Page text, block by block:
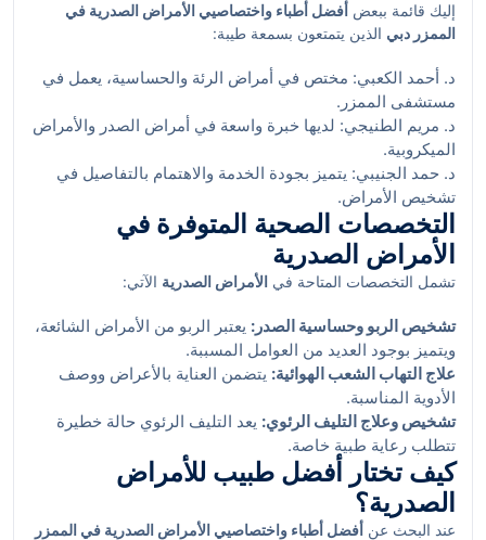
إليك قائمة ببعض أفضل أطباء واختصاصيي الأمراض الصدرية في
الممزر دبي الذين يتمتعون بسمعة طيبة:
د. أحمد الكعبي: مختص في أمراض الرئة والحساسية، يعمل في
مستشفى الممزر.
د. مريم الطنيجي: لديها خبرة واسعة في أمراض الصدر والأمراض
الميكروبية.
د. حمد الجنيبي: يتميز بجودة الخدمة والاهتمام بالتفاصيل في
تشخيص الأمراض.
التخصصات الصحية المتوفرة في
الأمراض الصدرية
تشمل التخصصات المتاحة في الأمراض الصدرية الآتي:
تشخيص الربو وحساسية الصدر: يعتبر الربو من الأمراض الشائعة،
ويتميز بوجود العديد من العوامل المسببة.
علاج التهاب الشعب الهوائية: يتضمن العناية بالأعراض ووصف
الأدوية المناسبة.
تشخيص وعلاج التليف الرئوي: يعد التليف الرئوي حالة خطيرة
تتطلب رعاية طبية خاصة.
كيف تختار أفضل طبيب للأمراض
الصدرية؟
عند البحث عن أفضل أطباء واختصاصيي الأمراض الصدرية في الممزر